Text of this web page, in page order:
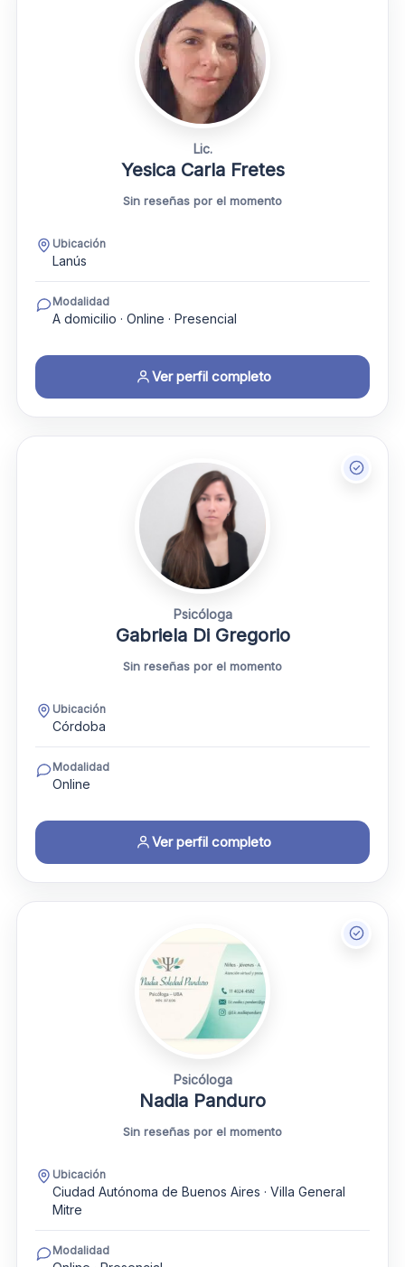
Lic.
Yesica Carla Fretes
Sin reseñas por el momento
Ubicación
Lanús
Modalidad
A domicilio · Online · Presencial
Ver perfil completo
Psicóloga
Gabriela Di Gregorio
Sin reseñas por el momento
Ubicación
Córdoba
Modalidad
Online
Ver perfil completo
Psicóloga
Nadia Panduro
Sin reseñas por el momento
Ubicación
Ciudad Autónoma de Buenos Aires · Villa General
Mitre
Modalidad